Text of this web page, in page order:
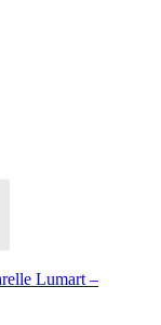
Lumart –